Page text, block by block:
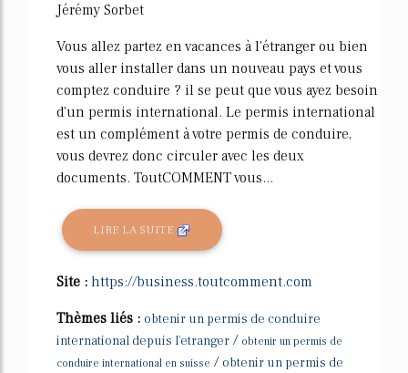
Jérémy Sorbet
Vous allez partez en vacances à l'étranger ou bien
vous aller installer dans un nouveau pays et vous
comptez conduire ? il se peut que vous ayez besoin
d'un permis international. Le permis international
est un complément à votre permis de conduire,
vous devrez donc circuler avec les deux
documents. ToutCOMMENT vous...
LIRE LA SUITE
Site : https://business.toutcomment.com
Thèmes liés : obtenir un permis de conduire
international depuis l'etranger / obtenir un permis de
conduire international en suisse / obtenir un permis de